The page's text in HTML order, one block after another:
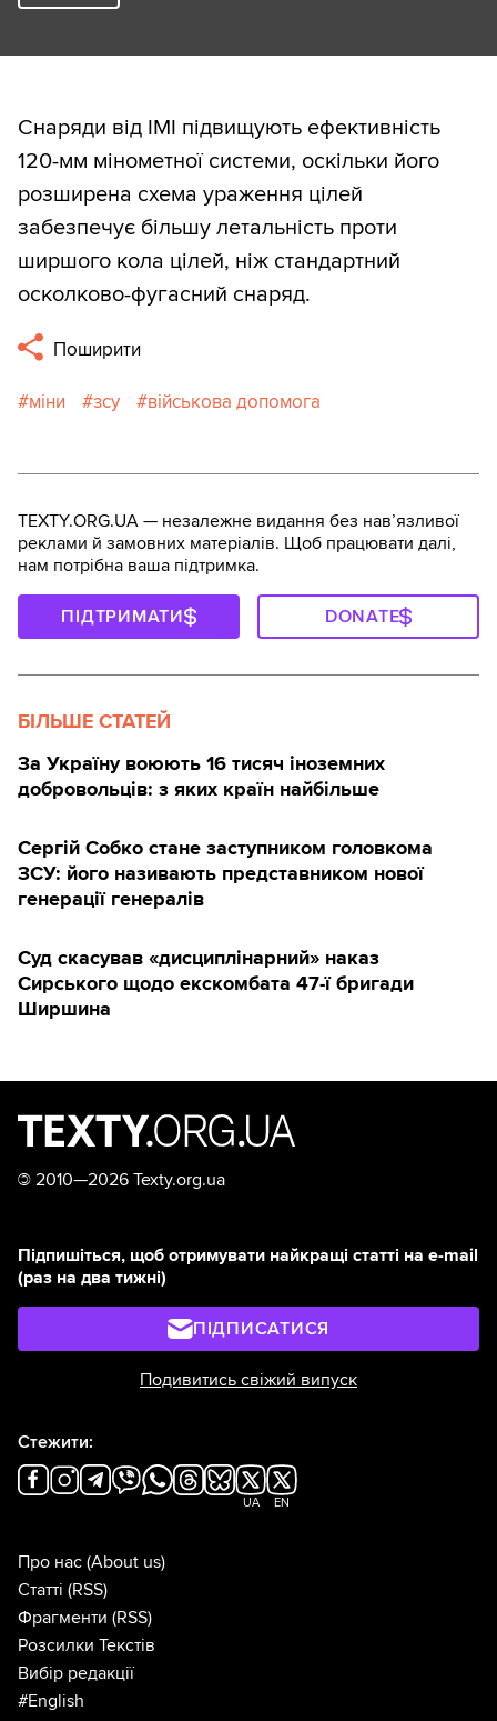
Снаряди від IMI підвищують ефективність
120-мм мінометної системи, оскільки його
розширена схема ураження цілей
забезпечує більшу летальність проти
ширшого кола цілей, ніж стандартний
осколково-фугасний снаряд.
Поширити
міни зсу військова допомога
TEXTY.ORG.UA — незалежне видання без навʼязливої
реклами й замовних матеріалів. Щоб працювати далі,
нам потрібна ваша підтримка.
ПІДТРИМАТИ DONATE
БІЛЬШЕ СТАТЕЙ
За Україну воюють 16 тисяч іноземних
добровольців: з яких країн найбільше
Сергій Собко стане заступником головкома
ЗСУ: його називають представником нової
генерації генералів
Суд скасував «дисциплінарний» наказ
Сирського щодо екскомбата 47-ї бригади
Ширшина
© 2010—2026 Texty.org.ua
Підпишіться, щоб отримувати найкращі статті на e-mail
(раз на два тижні)
ПІДПИСАТИСЯ
Подивитись свіжий випуск
Стежити:
UA EN
Про нас (About us)
Статті (RSS)
Фрагменти (RSS)
Розсилки Текстів
Вибір редакції
#English